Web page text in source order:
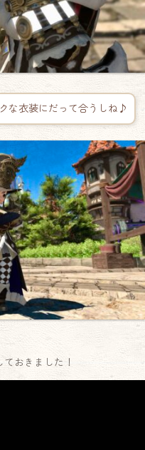
な衣装にだって合うしね♪
おきました！